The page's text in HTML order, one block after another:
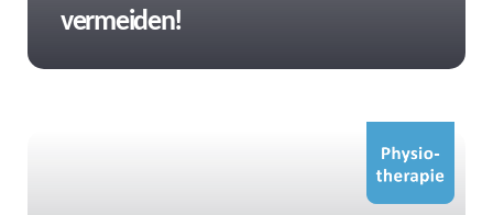
vermeiden!